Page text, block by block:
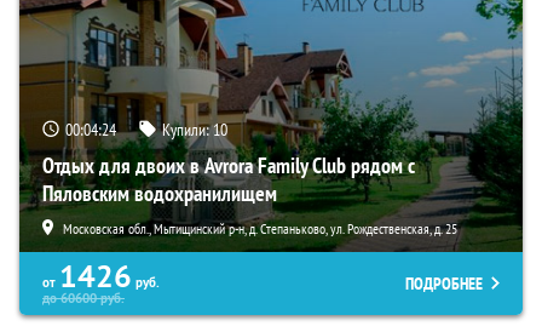
00:04:23 Купили:10
Отдых для двоих в Avrora Family Club рядом с
Пяловским водохранилищем
Московская обл., Мытищинский р-н, д. Степаньково, ул. Рождественская, д. 25
от 1426 руб.
до60600руб.
ПОДРОБНЕЕ